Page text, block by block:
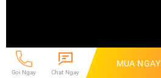
Gọi Ngay Chat Ngay
MUA NGAY